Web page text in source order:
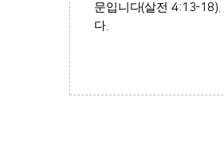
문입니다(살전 4:13-18).
다.